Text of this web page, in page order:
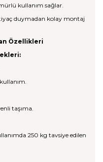
kullanım sağlar.
duymadan kolay montaj
Özellikleri
taşıma.
250 kg tavsiye edilen